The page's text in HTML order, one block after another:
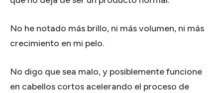
No he notado más brillo, ni más volumen, ni más
crecimiento en mi pelo.
No digo que sea malo, y posiblemente funcione
en cabellos cortos acelerando el proceso de